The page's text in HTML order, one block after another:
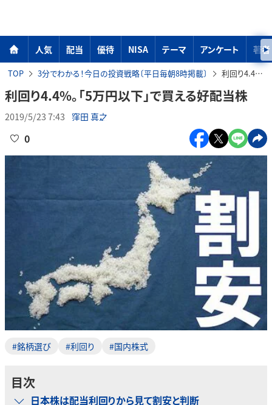
人気 配当 優待 NISA テーマ アンケート 著者
TOP 3分でわかる！今日の投資戦略〔平日毎朝8時掲載〕 利回り4.4%。「5万円以下」で買える好配当株
利回り4.4%。「5万円以下」で買える好配当株
2019/5/23 7:43 窪田 真之
0
#銘柄選び #利回り #国内株式
目次
日本株は配当利回りから見て割安と判断